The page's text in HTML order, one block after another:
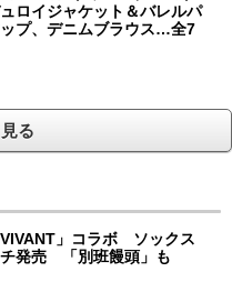
ロイジャケット＆バレルパ
プ、デニムブラウス…全7
る
VIVANT」コラボ ソックス
チ発売 「別班饅頭」も